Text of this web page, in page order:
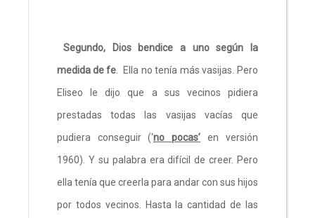
Segundo, Dios bendice a uno según la
medida de fe . Ella no tenía más vasijas. Pero
Eliseo le dijo que a sus vecinos pidiera
prestadas todas las vasijas vacías que
pudiera conseguir (‘no pocas’ en versión
1960). Y su palabra era difícil de creer. Pero
ella tenía que creerla para andar con sus hijos
por todos vecinos. Hasta la cantidad de las